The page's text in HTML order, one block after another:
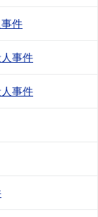
件
事件
事件